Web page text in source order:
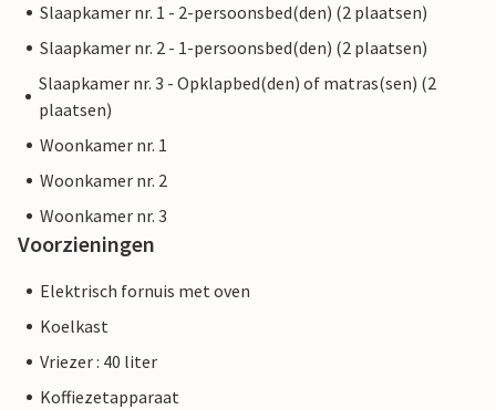
Slaapkamer nr. 1 - 2-persoonsbed(den) (2 plaatsen)
Slaapkamer nr. 2 - 1-persoonsbed(den) (2 plaatsen)
Slaapkamer nr. 3 - Opklapbed(den) of matras(sen) (2
plaatsen)
Woonkamer nr. 1
Woonkamer nr. 2
Woonkamer nr. 3
Voorzieningen
Elektrisch fornuis met oven
Koelkast
Vriezer : 40 liter
Koffiezetapparaat